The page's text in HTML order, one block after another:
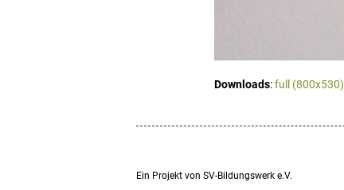
Downloads:full (800x530)
Ein Projekt von SV-Bildungswerk e.V.